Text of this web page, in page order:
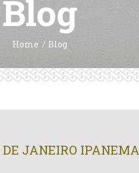
Blog
Home Blog
JANEIRO